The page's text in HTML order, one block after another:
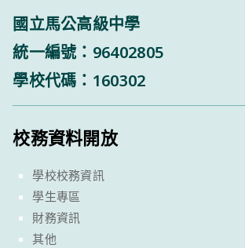
國立馬公高級中學
統一編號：96402805
學校代碼：160302
校務資料開放
學校校務資訊
學生專區
財務資訊
其他